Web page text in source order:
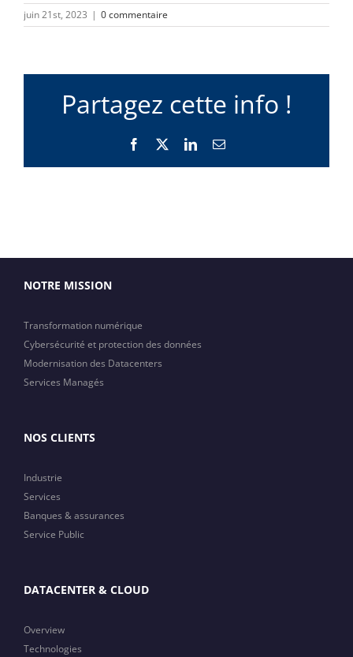
juin 21st, 2023 | 0 commentaire
Partagez cette info !
Facebook LinkedInEmail
NOTRE MISSION
Transformation numérique
Cybersécurité et protection des données
Modernisation des Datacenters
Services Managés
NOS CLIENTS
Industrie
Services
Banques & assurances
Service Public
DATACENTER & CLOUD
Overview
Technologies